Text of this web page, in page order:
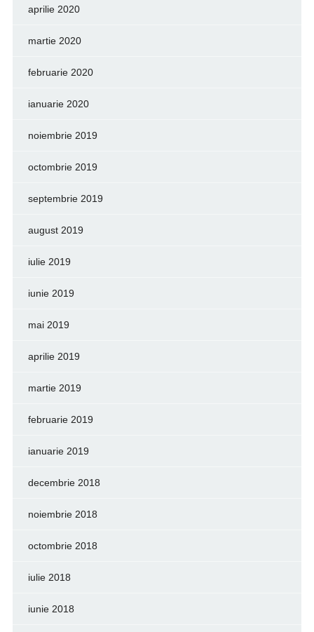
aprilie 2020
martie 2020
februarie 2020
ianuarie 2020
noiembrie 2019
octombrie 2019
septembrie 2019
august 2019
iulie 2019
iunie 2019
mai 2019
aprilie 2019
martie 2019
februarie 2019
ianuarie 2019
decembrie 2018
noiembrie 2018
octombrie 2018
iulie 2018
iunie 2018